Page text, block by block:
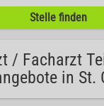
/ Facharzt
in St.